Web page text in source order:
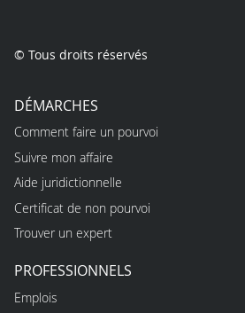
© Tous droits réservés
DÉMARCHES
Comment faire un pourvoi
Suivre mon affaire
Aide juridictionnelle
Certificat de non pourvoi
Trouver un expert
PROFESSIONNELS
Emplois